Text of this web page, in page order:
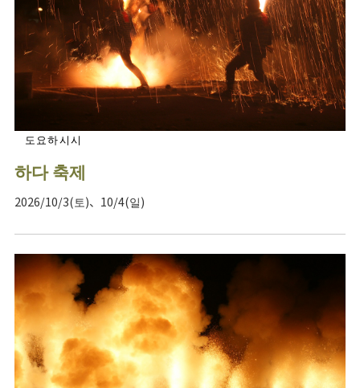
도요하시시
하다 축제
2026/10/3(토)、10/4(일)